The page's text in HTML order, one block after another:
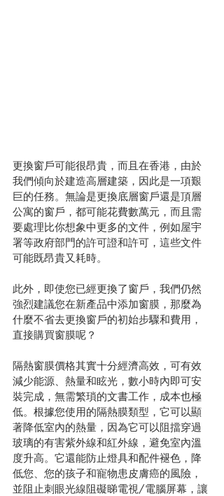
更換窗戶可能很昂貴，而且在香港，由於
我們傾向於建造高層建築，因此是一項艱
巨的任務。無論是更換底層窗戶還是頂層
公寓的窗戶，都可能花費數萬元，而且需
要處理比你想象中更多的文件，例如屋宇
署等政府部門的許可證和許可，這些文件
可能既昂貴又耗時。
此外，即使您已經更換了窗戶，我們仍然
強烈建議您在新產品中添加窗膜，那麼為
什麼不省去更換窗戶的初始步驟和費用，
直接購買窗膜呢？
隔熱窗膜價格其實十分經濟高效，可有效
減少能源、熱量和眩光，數小時內即可安
裝完成，無需繁瑣的文書工作，成本也極
低。根據您使用的隔熱膜類型，它可以顯
著降低室內的熱量，因為它可以阻擋穿過
玻璃的有害紫外線和紅外線，避免室內溫
度升高。它還能防止燈具和配件褪色，降
低您、您的孩子和寵物患皮膚癌的風險，
並阻止刺眼光線阻礙睇電視/電腦屏幕，讓